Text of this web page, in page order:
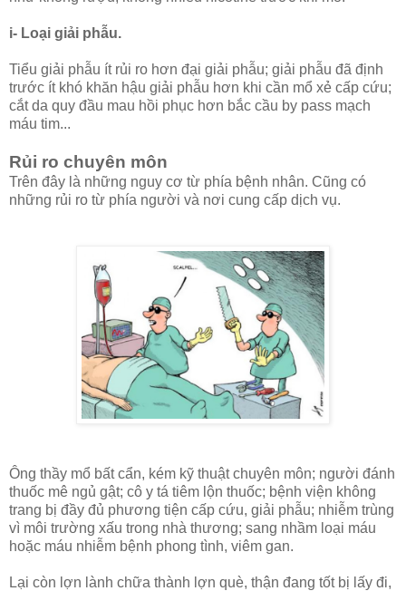
i- Loại giải phẫu.
Tiểu giải phẫu ít rủi ro hơn đại giải phẫu; giải phẫu đã định
trước ít khó khăn hậu giải phẫu hơn khi cần mổ xẻ cấp cứu;
cắt da quy đầu mau hồi phục hơn bắc cầu by pass mạch
máu tim...
Rủi ro chuyên môn
Trên đây là những nguy cơ từ phía bệnh nhân. Cũng có
những rủi ro từ phía người và nơi cung cấp dịch vụ.
Ông thầy mổ bất cẩn, kém kỹ thuật chuyên môn; người đánh
thuốc mê ngủ gật; cô y tá tiêm lộn thuốc; bệnh viện không
trang bị đầy đủ phương tiện cấp cứu, giải phẫu; nhiễm trùng
vì môi trường xấu trong nhà thương; sang nhầm loại máu
hoặc máu nhiễm bệnh phong tình, viêm gan.
Lại còn lợn lành chữa thành lợn què, thận đang tốt bị lấy đi,